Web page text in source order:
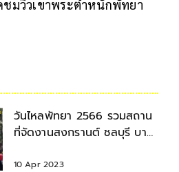
มวิวเขาพระตำหนักพัทยา
วันไหลพัทยา 2566 รวมสถาน
ที่จัดงานสงกรานต์ ชลบุรี บาง
10 Apr 2023